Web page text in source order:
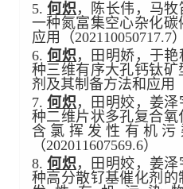
5.何炽，陈长伟，马牧
一种氮富集空心杂化
应用（202110050717.7）
6.何炽，田明娇，于
种三维有序大孔钙钛
剂及其制备方法和应用
7.何炽，田明姣，姜
种二维片状多孔复合
含氯挥发性有机
（202011607569.6）
8.何炽，田明姣，姜
种高分散钌基催化剂